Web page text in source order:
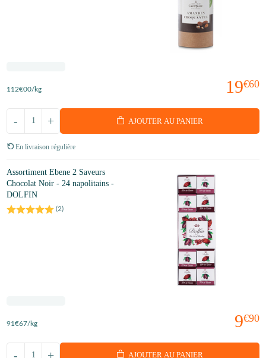
19€60
112€00/kg
+
- AJOUTER AU PANIER
En livraison régulière
Assortiment Ebene 2 Saveurs
Chocolat Noir - 24 napolitains -
DOLFIN
(2)
9€90
91€67/kg
+
- AJOUTER AU PANIER